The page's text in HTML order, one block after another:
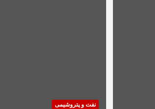
نفت و پتروشیمی